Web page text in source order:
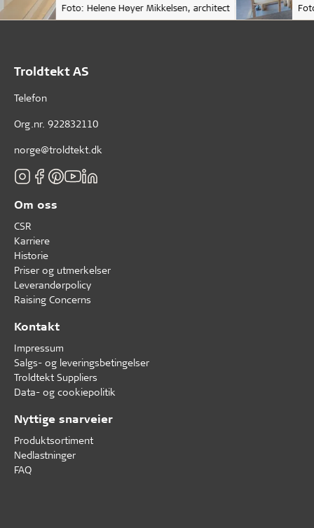
Foto: Helene Høyer Mikkelsen, architect
Troldtekt AS
Telefon
Org.nr. 922832110
norge@troldtekt.dk
Om oss
CSR
Karriere
Historie
Priser og utmerkelser
Leverandørpolicy
Raising Concerns
Kontakt
Impressum
Salgs- og leveringsbetingelser
Troldtekt Suppliers
Data- og cookiepolitik
Nyttige snarveier
Produktsortiment
Nedlastninger
FAQ